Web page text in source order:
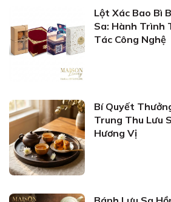
Lột Xác Bao Bì
Sa: Hành Trình
Tác Công Nghệ
Bí Quyết
Trung Thu Lưu
Hương Vị